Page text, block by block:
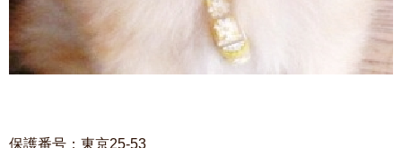
保護番号：東京25-53